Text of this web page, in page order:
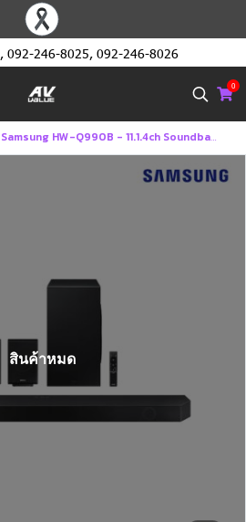
, 092-246-8025, 092-246-8026
0
Samsung HW-Q990B - 11.1.4ch Soundbar (HW-Q990B/XT) (2022)
สินค้าหมด